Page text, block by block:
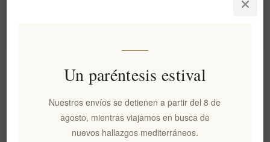
Información
Mi cuenta
Un paréntesis estival
Nuestros envíos se detienen a partir del 8 de
agosto, mientras viajamos en busca de
nuevos hallazgos mediterráneos.